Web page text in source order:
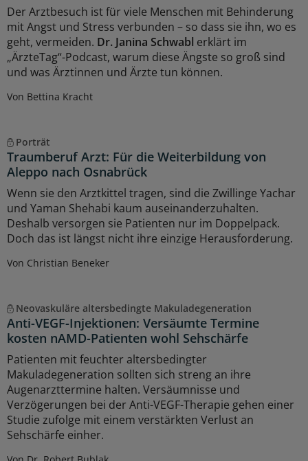
Der Arztbesuch ist für viele Menschen mit Behinderung
mit Angst und Stress verbunden – so dass sie ihn, wo es
geht, vermeiden. Dr. Janina Schwabl erklärt im
„ÄrzteTag“-Podcast, warum diese Ängste so groß sind
und was Ärztinnen und Ärzte tun können.
Von Bettina Kracht
Porträt
Traumberuf Arzt: Für die Weiterbildung von
Aleppo nach Osnabrück
Wenn sie den Arztkittel tragen, sind die Zwillinge Yachar
und Yaman Shehabi kaum auseinanderzuhalten.
Deshalb versorgen sie Patienten nur im Doppelpack.
Doch das ist längst nicht ihre einzige Herausforderung.
Von Christian Beneker
Neovaskuläre altersbedingte Makuladegeneration
Anti-VEGF-Injektionen: Versäumte Termine
kosten nAMD-Patienten wohl Sehschärfe
Patienten mit feuchter altersbedingter
Makuladegeneration sollten sich streng an ihre
Augenarzttermine halten. Versäumnisse und
Verzögerungen bei der Anti-VEGF-Therapie gehen einer
Studie zufolge mit einem verstärkten Verlust an
Sehschärfe einher.